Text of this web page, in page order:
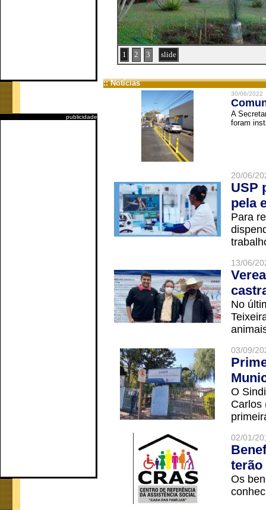
publicidade
1 2 3 slide
:: Notícias
30/06/2022
A
foram
20/06/
USP
pela
Para
13/06/
No
03/09/
O
Carlos
02/01/
terão
Os